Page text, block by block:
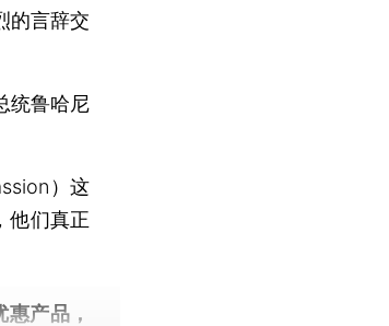
的言辞交
鲁哈尼
）这
他们真正
产品，